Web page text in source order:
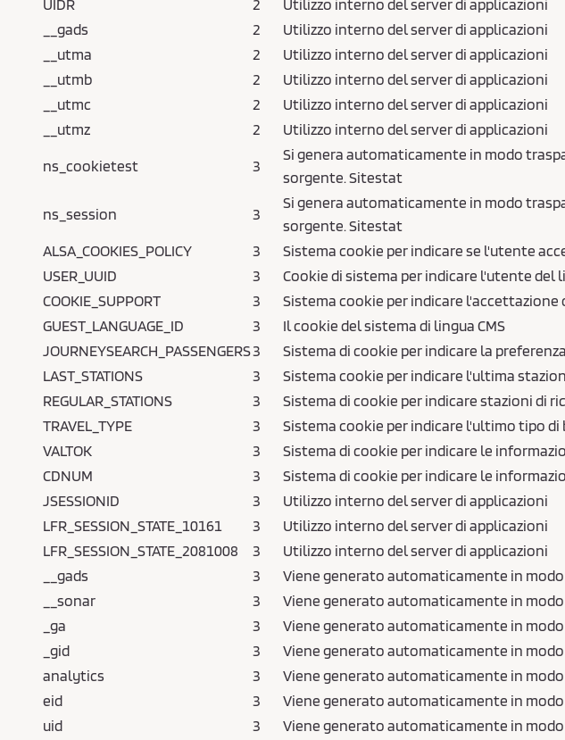
UIDR
2 Utilizzo interno del server di applicazioni
__gads
2 Utilizzo interno del server di applicazioni
__utma
2 Utilizzo interno del server di applicazioni
__utmb
2 Utilizzo interno del server di applicazioni
__utmc
2 Utilizzo interno del server di applicazioni
__utmz
2 Utilizzo interno del server di applicazioni
ns_cookietest
3
Si genera automaticamente in modo
sorgente. Sitestat
ns_session 3
Si genera automaticamente in modo
sorgente. Sitestat
ALSA_COOKIES_POLICY
3
Sistema cookie per indicare se l'utente
USER_UUID
3
Cookie di sistema per indicare l'utente del
COOKIE_SUPPORT
3
Sistema cookie per indicare
GUEST_LANGUAGE_ID
3 Il cookie del sistema di lingua CMS
JOURNEYSEARCH_PASSENGERS3 Sistema di cookie per indicare la
LAST_STATIONS
3 Sistema cookie per indicare l'ultima
REGULAR_STATIONS
3 Sistema di cookie per indicare stazioni di
TRAVEL_TYPE
3 Sistema cookie per indicare l'ultimo tipo
VALTOK
3 Sistema di cookie per indicare le
CDNUM
3 Sistema di cookie per indicare le
JSESSIONID
3 Utilizzo interno del server di applicazioni
LFR_SESSION_STATE_10161
3 Utilizzo interno del server di applicazioni
LFR_SESSION_STATE_2081008
3 Utilizzo interno del server di applicazioni
__gads
3
Viene generato automaticamente in
__sonar
3
Viene generato automaticamente in
_ga
3
Viene generato automaticamente in
_gid
3
Viene generato automaticamente in
analytics
3 Viene generato automaticamente in
eid
3
Viene generato automaticamente in
uid
3
Viene generato automaticamente in